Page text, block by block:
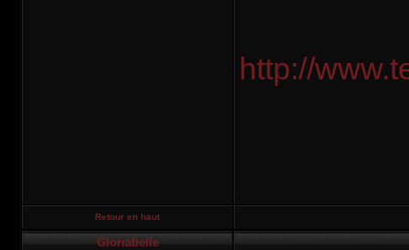
http://
Retour en haut
Gloriabelle